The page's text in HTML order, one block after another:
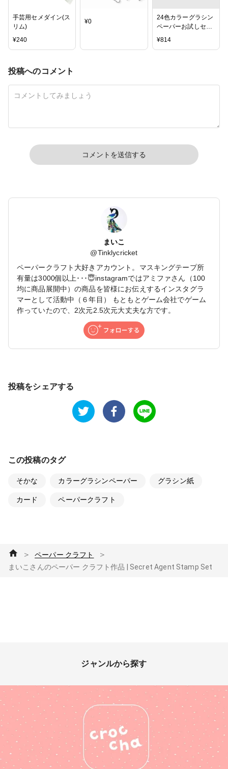
手芸用セメダイン(ス
リム)
¥240
¥0
24色カラーグラシン
ペーパーお試しセッ
ト 全色各2枚入
¥814
投稿へのコメント
コメントを送信する
まいこ
@Tinklycricket
ペーパークラフト大好きアカウント。マスキングテープ所
有量は3000個以上･･･😇instagramではアミファさん（100
均に商品展開中）の商品を皆様にお伝えするインスタグラ
マーとして活動中（６年目） もともとゲーム会社でゲーム
作っていたので、2次元2.5次元大丈夫な方です。
投稿をシェアする
この投稿のタグ
そかな カラーグラシンペーパー グラシン紙
カード ペーパークラフト
＞ ペーパー クラフト ＞
まいこさんのペーパー クラフト作品 | Secret Agent Stamp Set
ジャンルから探す